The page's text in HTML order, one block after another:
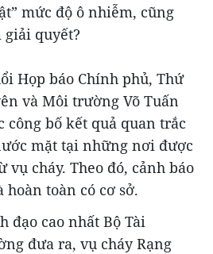
mức độ ô nhiễm, cũng
quyết?
Họp báo Chính phủ, Thứ
và Môi trường Võ Tuấn
công bố kết quả quan trắc
mặt tại những nơi được
vụ cháy. Theo đó, cảnh báo
toàn có cơ sở.
đạo cao nhất Bộ Tài
đưa ra, vụ cháy Rạng